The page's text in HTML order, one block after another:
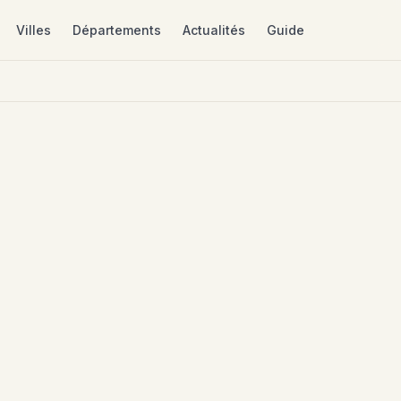
Villes Départements Actualités Guide